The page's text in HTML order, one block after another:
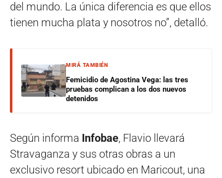
del mundo. La única diferencia es que ellos
tienen mucha plata y nosotros no”, detalló.
MIRÁ TAMBIÉN
Femicidio de Agostina Vega: las tres
pruebas complican a los dos nuevos
detenidos
Según informa Infobae, Flavio llevará
Stravaganza y sus otras obras a un
exclusivo resort ubicado en Maricout, una